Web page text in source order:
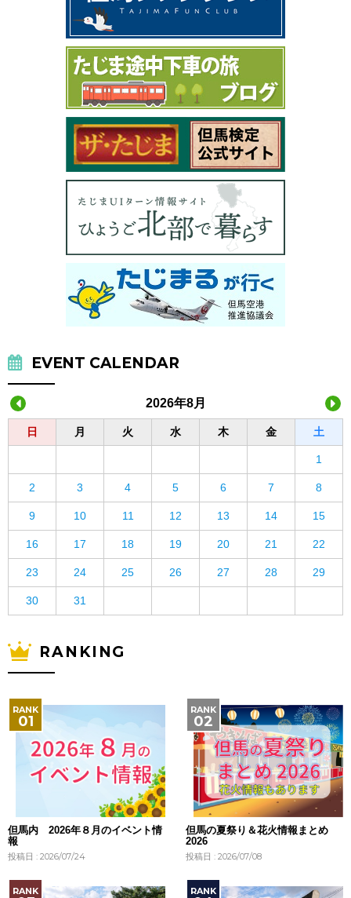
EVENT CALENDAR
2026年8月
日 月 火 水 木 金 土
1
2 3 4 5 6 7 8
9 10 11 12 13 14 15
16 17 18 19 20 21 22
23 24 25 26 27 28 29
30 31
RANKING
但馬内 2026年８月のイベント情
報
投稿日 : 2026/07/24
但馬の夏祭り＆花火情報まとめ
2026
投稿日 : 2026/07/08